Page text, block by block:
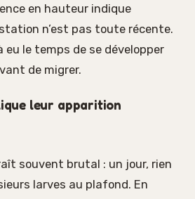
en hauteur indique
n’est pas toute récente.
eu le temps de se développer
de migrer.
leur apparition
souvent brutal : un jour, rien
larves au plafond. En